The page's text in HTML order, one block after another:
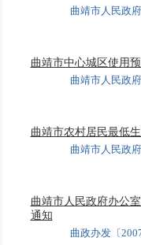
曲靖市人民
曲靖市中心城区使用
曲靖市人民政
曲靖市农村居民最低
曲靖市人民政
曲靖市人民政府办公
通知
曲政办发〔